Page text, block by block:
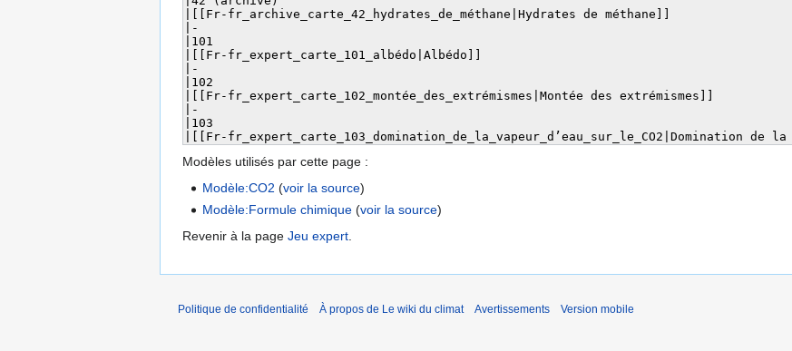
Modèles utilisés par cette page :
Modèle:CO2 (voir la source)
Modèle:Formule chimique (voir la source)
Revenir à la page Jeu expert
Politique de confidentialité À propos de Le wiki du climat Avertissements Version mobile